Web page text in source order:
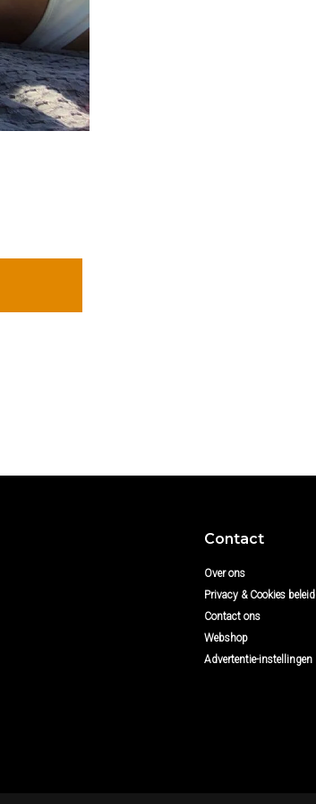
Contact
Over ons
Privacy & Cookies beleid
Contact ons
Webshop
Advertentie-instellingen